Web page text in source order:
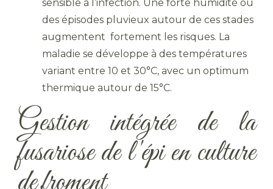
sensible à l’infection. Une forte humidité ou
des épisodes pluvieux autour de ces stades
augmentent fortement les risques. La
maladie se développe à des températures
variant entre 10 et 30°C, avec un optimum
thermique autour de 15°C.
Gestion intégrée de la
fusariose de l'épi en culture